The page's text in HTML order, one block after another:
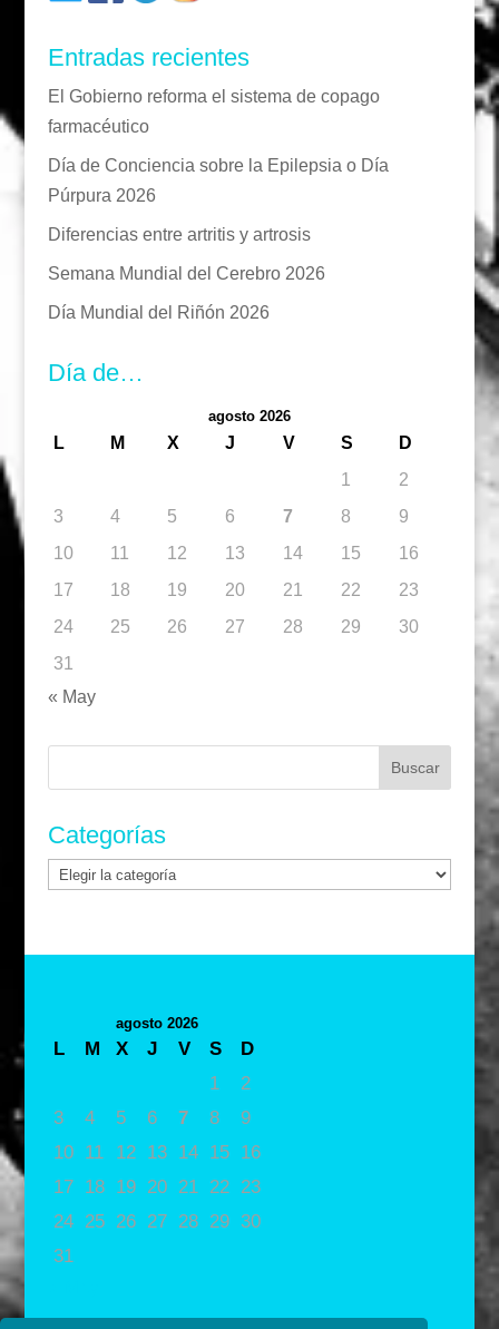
Entradas recientes
El Gobierno reforma el sistema de copago
farmacéutico
Día de Conciencia sobre la Epilepsia o Día
Púrpura 2026
Diferencias entre artritis y artrosis
Semana Mundial del Cerebro 2026
Día Mundial del Riñón 2026
Día de…
agosto 2026
L M X J V S
D
1
2
3
4 5 6 7 8
9
10
11 12 13 14 15
16
17
18 19 20 21 22
23
24
25 26 27 28 29
30
31
« May
Buscar:
Categorías
Categorías
agosto 2026
L M X J V S
D
1
2
3
4 5 6 7 8
9
10
11 12 13 14 15
16
17
18 19 20 21 22
23
24
25 26 27 28 29 30
31